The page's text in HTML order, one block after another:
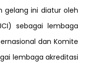
gelang ini diatur oleh
sebagai lembaga
dan Komite
lembaga akreditasi